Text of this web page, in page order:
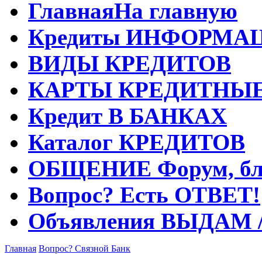
ГлавнаяНа главную
Кредиты
ВИДЫ КРЕДИТОВ
КАРТЫ
Кредит В БАНКАХ
Каталог КРЕДИТОВ
ОБЩЕНИЕ Форум,
Вопрос? Есть ОТВЕТ!
Объявления ВЫДАМ
Главная Вопрос? Связной Банк